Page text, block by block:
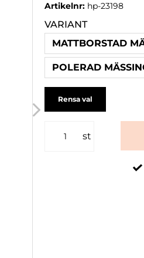
Artikelnr: hp-23198
VARIANT
MATTBORSTAD
POLERAD
Rensa val
st